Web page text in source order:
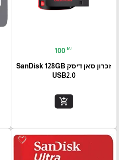
100 ₪
זכרון סאן דיסק SanDisk 128GB
USB2.0
add_shopping_cart
favorite_border